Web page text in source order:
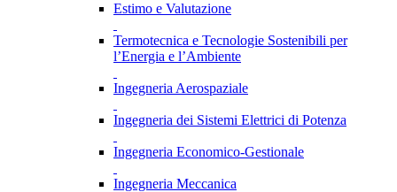
Estimo e Valutazione
Termotecnica e Tecnologie Sostenibili per
l’Energia e l’Ambiente
Ingegneria Aerospaziale
Ingegneria dei Sistemi Elettrici di Potenza
Ingegneria Economico-Gestionale
Ingegneria Meccanica